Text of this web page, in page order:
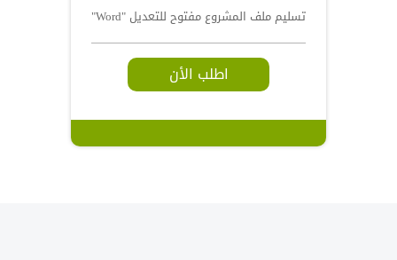
تسليم ملف المشروع مفتوح للتعديل "Word"
اطلب الأن